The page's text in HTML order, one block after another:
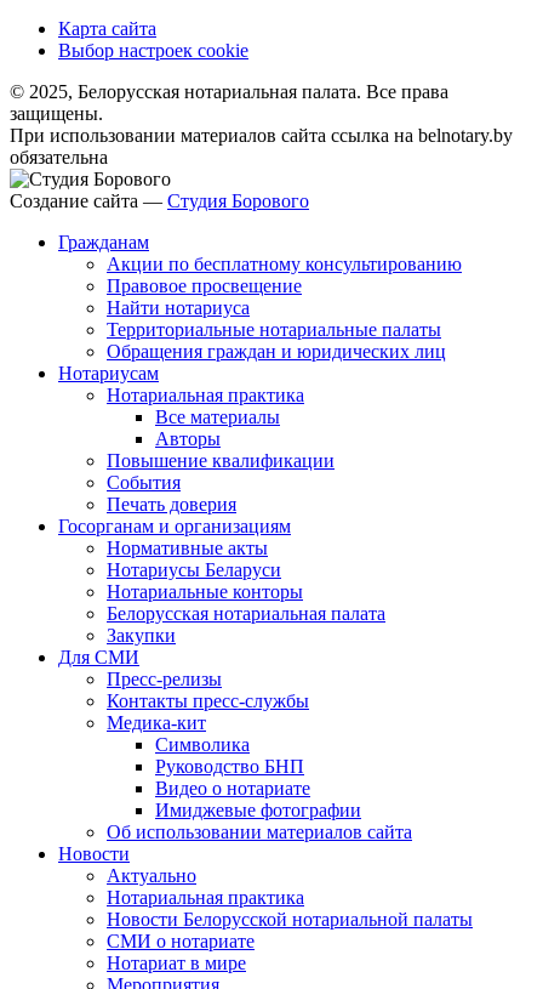
Карта сайта
Выбор настроек cookie
© 2025, Белорусская нотариальная палата. Все права
защищены.
При использовании материалов сайта ссылка на belnotary.by
обязательна
Создание сайта — Студия Борового
Гражданам
Акции по бесплатному консультированию
Правовое просвещение
Найти нотариуса
Территориальные нотариальные палаты
Обращения граждан и юридических лиц
Нотариусам
Нотариальная практика
Все материалы
Авторы
Повышение квалификации
События
Печать доверия
Госорганам и организациям
Нормативные акты
Нотариусы Беларуси
Нотариальные конторы
Белорусская нотариальная палата
Закупки
Для СМИ
Пресс-релизы
Контакты пресс-службы
Медика-кит
Символика
Руководство БНП
Видео о нотариате
Имиджевые фотографии
Об использовании материалов сайта
Новости
Актуально
Нотариальная практика
Новости Белорусской нотариальной палаты
СМИ о нотариате
Нотариат в мире